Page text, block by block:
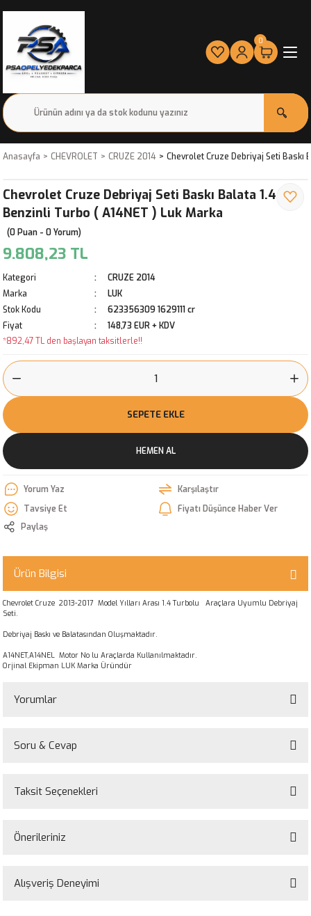
0
Anasayfa CHEVROLET CRUZE 2014 Chevrolet Cruze Debriyaj Seti Baskı
Chevrolet Cruze Debriyaj Seti Baskı Balata 1.4
Benzinli Turbo ( A14NET ) Luk Marka
(0 Puan - 0 Yorum)
9.808,23 TL
Kategori
CRUZE 2014
Marka
LUK
Stok Kodu
623356309 1629111 cr
Fiyat
148,73 EUR + KDV
*892,47 TL den başlayan taksitlerle!!
SEPETE EKLE
HEMEN AL
Yorum Yaz
Karşılaştır
Tavsiye Et
Fiyatı Düşünce Haber Ver
Paylaş
Ürün Bilgisi
Chevrolet Cruze 2013-2017 Model Yılları Arası 1.4 Turbolu Araçlara Uyumlu Debriyaj
Seti.
Debriyaj Baskı ve Balatasından Oluşmaktadır.
A14NET,A14NEL Motor No lu Araçlarda Kullanılmaktadır.
Orjinal Ekipman LUK Marka Üründür
Yorumlar
Soru & Cevap
Ürün hakkında henüz soru sorulmamış.
Taksit Seçenekleri
Önerileriniz
yetersiz gördüğünüz noktaları öneri formunu kullanarak tarafımıza
Alışveriş Deneyimi